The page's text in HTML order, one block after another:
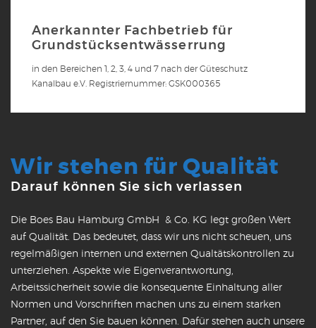
Anerkannter Fachbetrieb für
Grundstücksentwässerrung
in den Bereichen 1, 2, 3, 4 und 7 nach der Güteschutz
Kanalbau e.V. Registriernummer: GSK000365
Wir stehen für Qualität
Darauf können Sie sich verlassen
Die Boes Bau Hamburg GmbH & Co. KG legt großen Wert
auf Qualität. Das bedeutet, dass wir uns nicht scheuen, uns
regelmäßigen internen und externen Qualtätskontrollen zu
unterziehen. Aspekte wie Eigenverantwortung,
Arbeitssicherheit sowie die konsequente Einhaltung aller
Normen und Vorschriften machen uns zu einem starken
Partner, auf den Sie bauen können. Dafür stehen auch unsere